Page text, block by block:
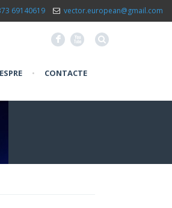
69140619 vector.european@gmail.com
F X
• CONTACTE